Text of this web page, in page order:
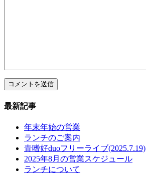
最新記事
年末年始の営業
ランチのご案内
青嗜好duoフリーライブ(2025.7.19)
2025年8月の営業スケジュール
ランチについて